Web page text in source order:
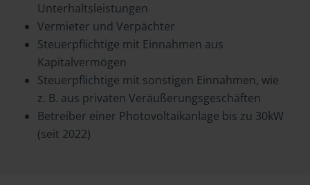
Unterhaltsleistungen
Vermieter und Verpächter
Steuerpflichtige mit Einnahmen aus
Kapitalvermögen
Steuerpflichtige mit sonstigen Einnahmen, wie
z. B. aus privaten Veräußerungsgeschäften
Betreiber einer Photovoltaikanlage bis zu 30kW
(seit 2022)